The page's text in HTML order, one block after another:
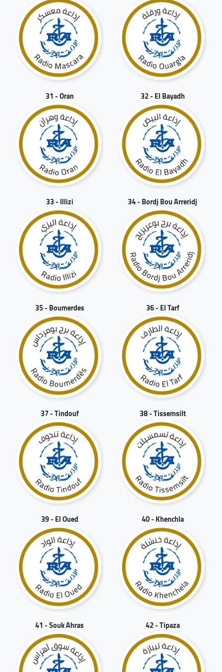
31 - Oran 32 - El Bayadh
33 - Illizi 34 - Bordj Bou Arreridj
35 - Boumerdes 36 - El Tarf
37 - Tindouf 38 - Tissemsilt
39 - El Oued 40 - Khenchla
41 - Souk Ahras 42 - Tipaza